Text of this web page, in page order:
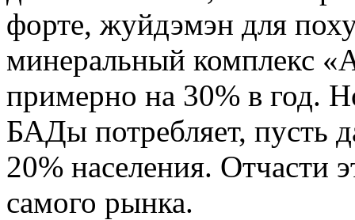
форте, жуйдэмэн для
минеральный комплекс
примерно на 30% в год.
БАДы потребляет, пусть
20% населения. Отчасти
самого рынка.